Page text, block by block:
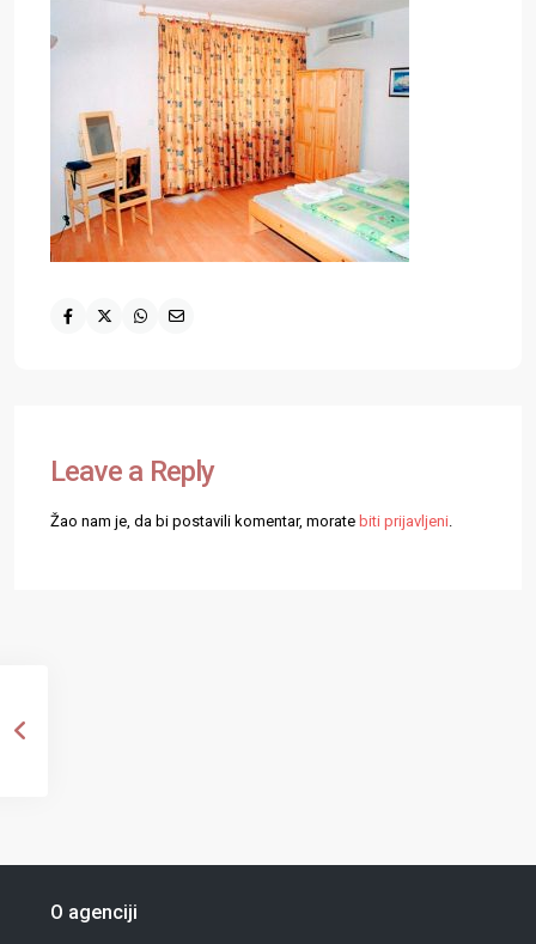
Leave a Reply
Žao nam je, da bi postavili komentar, morate biti prijavljeni.
O agenciji